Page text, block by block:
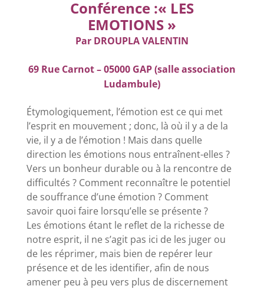
Conférence :« LES
EMOTIONS »
Par DROUPLA VALENTIN
69 Rue Carnot– 05000 GAP (salle association
Ludambule)
Étymologiquement, l’émotion est ce qui met
l’esprit en mouvement ; donc, là où il y a de la
vie, il y a de l’émotion ! Mais dans quelle
direction les émotions nous entraînent-elles ?
Vers un bonheur durable ou à la rencontre de
difficultés ? Comment reconnaître le potentiel
de souffrance d’une émotion ? Comment
savoir quoi faire lorsqu’elle se présente ?
Les émotions étant le reflet de la richesse de
notre esprit, il ne s’agit pas ici de les juger ou
de les réprimer, mais bien de repérer leur
présence et de les identifier, afin de nous
amener peu à peu vers plus de discernement